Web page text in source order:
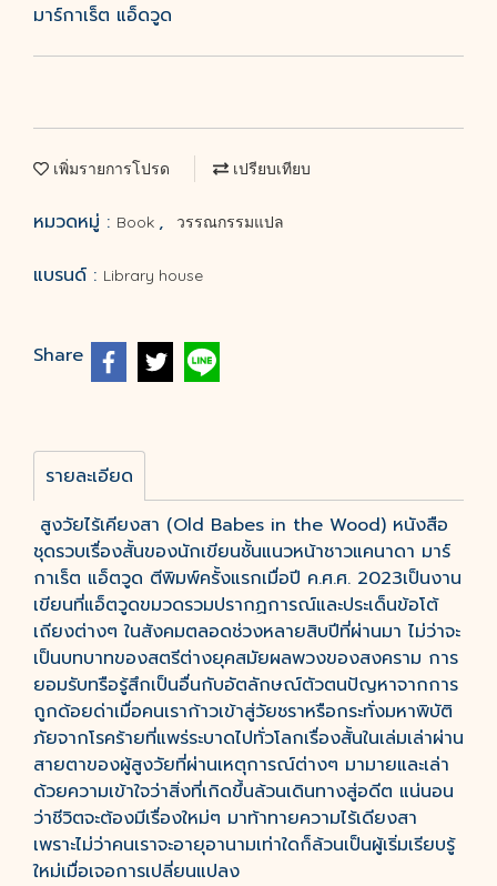
มาร์กาเร็ต แอ็ดวูด
เพิ่มรายการโปรด เปรียบเทียบ
หมวดหมู่ : Book , วรรณกรรมแปล
แบรนด์ : Library house
Share
รายละเอียด
สูงวัยไร้เคียงสา (Old Babes in the Wood) หนังสือ
ชุดรวบเรื่องสั้นของนักเขียนชั้นแนวหน้าชาวแคนาดา มาร์
กาเร็ต แอ็ตวูด ตีพิมพ์ครั้งแรกเมื่อปี ค.ศ.ศ. 2023เป็นงาน
เขียนที่แอ็ตวูดขมวดรวมปรากฏการณ์และประเด็นข้อโต้
เถียงต่างๆ ในสังคมตลอดช่วงหลายสิบปีที่ผ่านมา ไม่ว่าจะ
เป็นบทบาทของสตรีต่างยุคสมัยผลพวงของสงคราม การ
ยอมรับทรือรู้สึกเป็นอื่นกับอัตลักษณ์ตัวตนปัญหาจากการ
ถูกด้อยด่าเมื่อคนเราก้าวเข้าสู่วัยชราหรือกระทั่งมหาพิบัติ
ภัยจากโรคร้ายที่แพร่ระบาดไปทั่วโลกเรื่องสั้นในเล่มเล่าผ่าน
สายตาของผู้สูงวัยที่ผ่านเหตุการณ์ต่างๆ มามายและเล่า
ด้วยความเข้าใจว่าสิ่งที่เกิดขึ้นล้วนเดินทางสู่อดีต แน่นอน
ว่าชีวิตจะต้องมีเรื่องใหม่ๆ มาท้าทายความไร้เดียงสา
เพราะไม่ว่าคนเราจะอายุอานามเท่าใดก็ล้วนเป็นผู้เริ่มเรียบรู้
ใหม่เมื่อเจอการเปลี่ยนแปลง